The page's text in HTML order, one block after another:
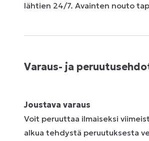
lähtien 24/7. Avainten nouto
Varaus- ja
Joustava varaus
Voit peruuttaa ilmaiseksi
alkua tehdystä peruutuksesta